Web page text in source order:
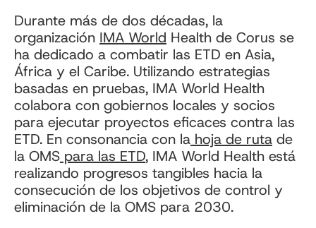
Durante más de dos décadas, la
organización IMA World Health de Corus se
ha dedicado a combatir las ETD en Asia,
África y el Caribe. Utilizando estrategias
basadas en pruebas, IMA World Health
colabora con gobiernos locales y socios
para ejecutar proyectos eficaces contra las
ETD. En consonancia con la hoja de ruta de
la OMS para las ETD, IMA World Health está
realizando progresos tangibles hacia la
consecución de los objetivos de control y
eliminación de la OMS para 2030.